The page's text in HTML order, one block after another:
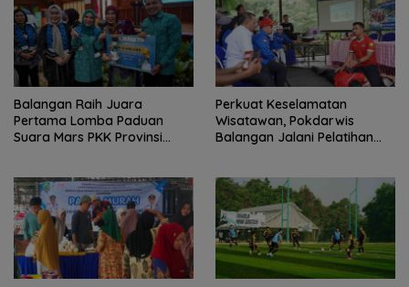
Balangan Raih Juara
Pertama Lomba Paduan
Suara Mars PKK Provinsi
Perkuat Keselamatan
Wisatawan, Pokdarwis
Balangan Jalani Pelatihan